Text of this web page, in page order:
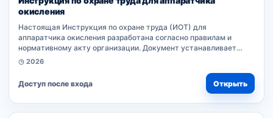
окисления
Настоящая Инструкция по охране труда (ИОТ) для
аппаратчика окисления разработана согласно правилам и
нормативному акту организации. Документ устанавливает
требования безопасности работников при выполнении
◷ 2026
Доступ после входа Открыть